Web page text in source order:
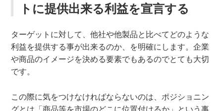
トに提供出来る利益を宣言する
ターゲットに対して、他社や他製品と比べてどのような
利益を提供する事が出来るのか、を明確にします。企業
や商品のイメージを決める要素でもあるのでとても大切
です。
この際に気をつけなければならないのは、ポジショニン
グとは「商品等を市場のどこに位置付けるか」という事